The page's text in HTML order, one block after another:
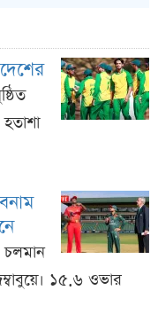
হতাশা
চলমান
১৫.৬ ওভার